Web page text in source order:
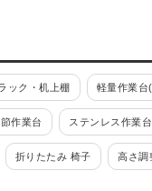
ック・机上棚 軽量作業
作業台 ステンレス作業台
折りたたみ 椅子 高さ調